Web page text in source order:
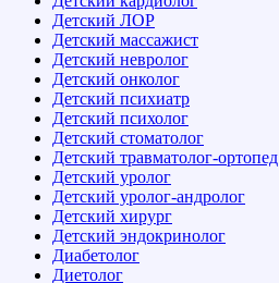
Детский ЛОР
Детский массажист
Детский невролог
Детский онколог
Детский психиатр
Детский психолог
Детский стоматолог
Детский травматолог-ортопед
Детский уролог
Детский уролог-андролог
Детский хирург
Детский эндокринолог
Диабетолог
Диетолог